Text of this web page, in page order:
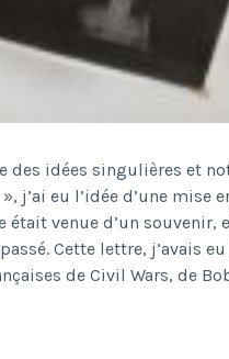
des idées singulières et
j’ai eu l’idée d’une mise
était venue d’un souvenir,
Cette lettre, j’avais
de Civil Wars, de